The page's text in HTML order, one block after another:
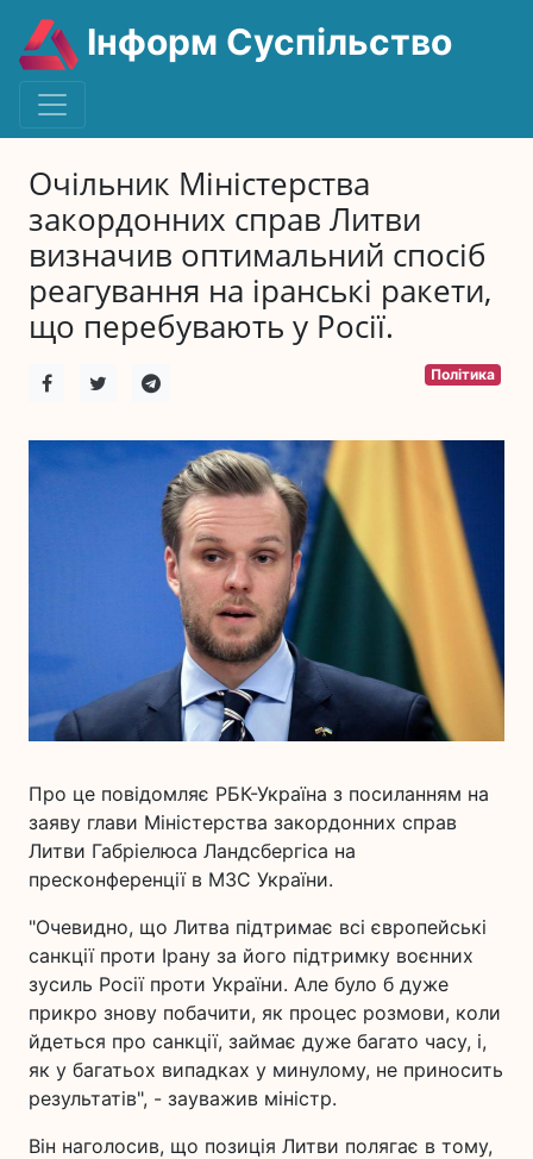
Інформ Суспільство
Очільник Міністерства
закордонних справ Литви
визначив оптимальний спосіб
реагування на іранські ракети,
що перебувають у Росії.
Політика
Про це повідомляє РБК-Україна з посиланням на
заяву глави Міністерства закордонних справ
Литви Габріелюса Ландсбергіса на
пресконференції в МЗС України.
"Очевидно, що Литва підтримає всі європейські
санкції проти Ірану за його підтримку воєнних
зусиль Росії проти України. Але було б дуже
прикро знову побачити, як процес розмови, коли
йдеться про санкції, займає дуже багато часу, і,
як у багатьох випадках у минулому, не приносить
результатів", - зауважив міністр.
Він наголосив, що позиція Литви полягає в тому,